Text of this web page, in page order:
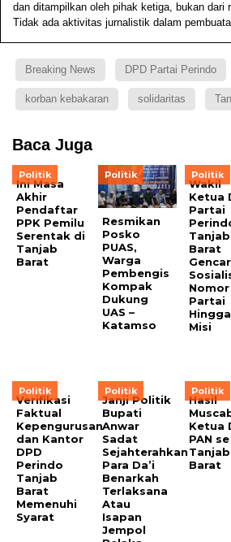
dan ditampilkan oleh pihak ketiga, bukan dari
Tidak ada aktivitas jurnalistik dalam
Breaking News DPD Partai Perindo
korban kebakaran solidaritas
Baca Juga
Politik
Ini Masa
Akhir
Pendaftar
PPK Pemilu
Serentak di
Tanjab
Barat
Politik
Resmikan
Posko
PUAS,
Warga
Pembengis
Kompak
Dukung
UAS –
Katamso
Politik
Wakil
Ketua
Partai
Tanjab
Barat
Gencar
Partai
Misi
Politik
Verifikasi
Faktual
Kepengurusan
dan Kantor
DPD
Perindo
Tanjab
Barat
Memenuhi
Syarat
Politik
Janji Politik
Bupati
Anwar
Sadat
Sejahterahkan
Para Da’i
Benarkah
Terlaksana
Atau
Isapan
Jempol
Politik
Hasil
Ketua
PAN se
Tanjab
Barat